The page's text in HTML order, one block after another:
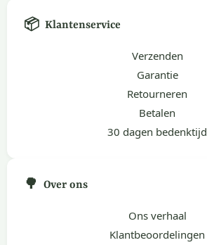
📦 Klantenservice
Verzenden
Garantie
Retourneren
Betalen
30 dagen bedenktijd
🌳 Over ons
Ons verhaal
Klantbeoordelingen